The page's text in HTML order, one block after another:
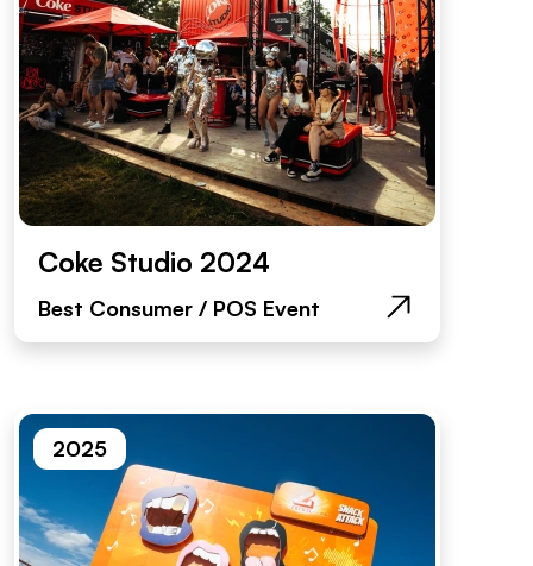
Coke Studio 2024
Best Consumer / POS Event
2025